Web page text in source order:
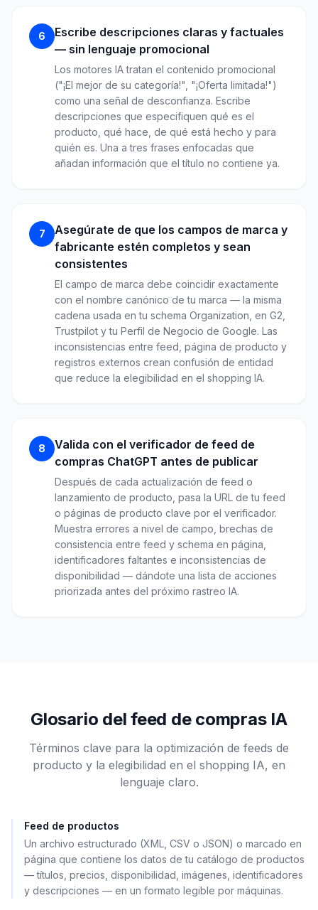
6
Escribe descripciones claras y factuales
— sin lenguaje promocional
Los motores IA tratan el contenido promocional
("¡El mejor de su categoría!", "¡Oferta limitada!")
como una señal de desconfianza. Escribe
descripciones que especifiquen qué es el
producto, qué hace, de qué está hecho y para
quién es. Una a tres frases enfocadas que
añadan información que el título no contiene ya.
7
Asegúrate de que los campos de marca y
fabricante estén completos y sean
consistentes
El campo de marca debe coincidir exactamente
con el nombre canónico de tu marca — la misma
cadena usada en tu schema Organization, en G2,
Trustpilot y tu Perfil de Negocio de Google. Las
inconsistencias entre feed, página de producto y
registros externos crean confusión de entidad
que reduce la elegibilidad en el shopping IA.
8
Valida con el verificador de feed de
compras ChatGPT antes de publicar
Después de cada actualización de feed o
lanzamiento de producto, pasa la URL de tu feed
o páginas de producto clave por el verificador.
Muestra errores a nivel de campo, brechas de
consistencia entre feed y schema en página,
identificadores faltantes e inconsistencias de
disponibilidad — dándote una lista de acciones
priorizada antes del próximo rastreo IA.
Glosario del feed de compras IA
Términos clave para la optimización de feeds de
producto y la elegibilidad en el shopping IA, en
lenguaje claro.
Feed de productos
Un archivo estructurado (XML, CSV o JSON) o marcado en
página que contiene los datos de tu catálogo de productos
— títulos, precios, disponibilidad, imágenes, identificadores
y descripciones — en un formato legible por máquinas.